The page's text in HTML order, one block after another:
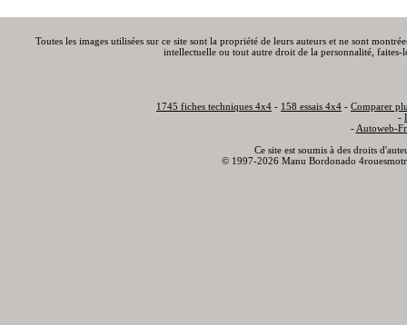
Toutes les images utilisées sur ce site sont la propriété de leurs auteurs et ne sont
intellectuelle ou tout autre droit de la personnalité,
1745 fiches techniques 4x4 - 158 essais 4x4 - Comparer
-
- Autoweb-
Ce site est soumis à des droits
© 1997-2026 Manu Bordonado